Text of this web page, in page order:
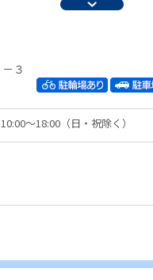
３
10:00～18:00（日・祝除く）